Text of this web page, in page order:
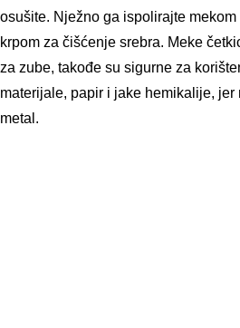
osušite. Nježno ga ispolirajte
krpom za čišćenje srebra. Meke
za zube, takođe su sigurne za
materijale, papir i jake hemikalije,
metal.